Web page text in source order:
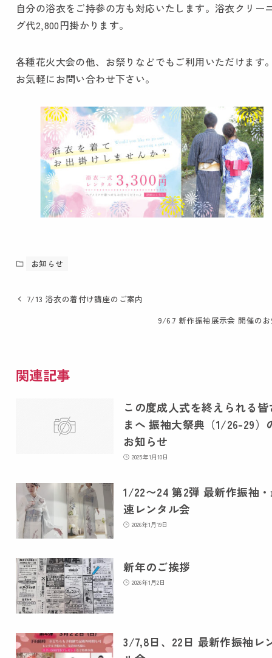
自分の浴衣をご持参の方も対応いたします。浴衣クリー
グ代2,800円掛かります。
各種花火大会の他、お祭りなどでもご利用いただけます
お気軽にお問い合わせ下さい。
お知らせ
7/13 浴衣の着付け講座のご案内
9/6.7 新作振袖展示会 開催の
関連記事
この度成人式を終えられる皆
まへ 振袖大祭典（1/26-29）
お知らせ
2025年1月10日
1/22〜24 第2弾 最新作振袖
速レンタル会
2026年1月19日
新年のご挨拶
2026年1月2日
3/7,8日、22日 最新作振袖レ